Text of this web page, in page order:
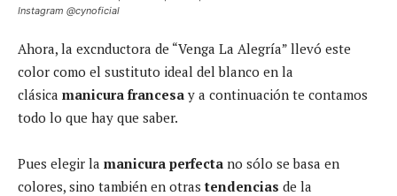
Instagram @cynoficial
Ahora, la excnductora de “Venga La Alegría” llevó este
color como el sustituto ideal del blanco en la
clásica manicura francesa y a continuación te contamos
todo lo que hay que saber.
Pues elegir la manicura perfecta no sólo se basa en
colores, sino también en otrastendencias de la